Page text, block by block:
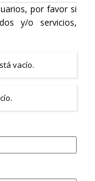
por favor si
y/o servicios,
vacío.